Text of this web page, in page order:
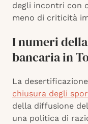
degli incontri con
meno di criticità
I numeri
bancaria in
La
chiusura degli
della diffusione
una politica di